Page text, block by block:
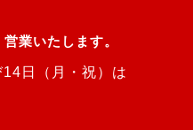
業いたします。
日（月・祝）は